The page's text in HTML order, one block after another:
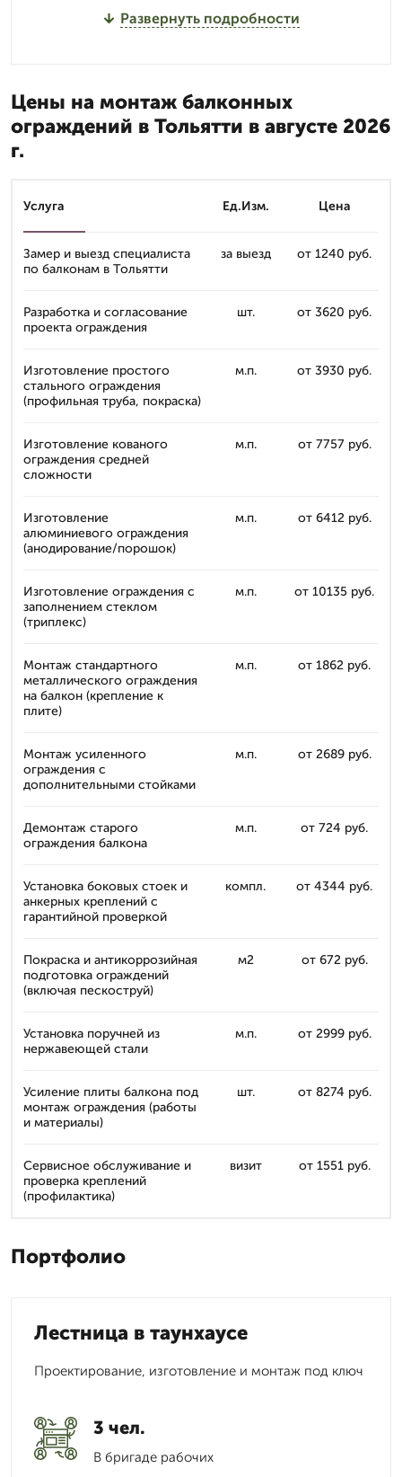
Развернуть подробности
Цены на монтаж балконных
ограждений в Тольятти в августе 2026
г.
Услуга Ед.Изм. Цена
Замер и выезд специалиста
по балконам в Тольятти
за выезд от 1240 руб.
Разработка и согласование
проекта ограждения
шт. от 3620 руб.
Изготовление простого
стального ограждения
(профильная труба, покраска)
м.п. от 3930 руб.
Изготовление кованого
ограждения средней
сложности
м.п. от 7757 руб.
Изготовление
алюминиевого ограждения
(анодирование/порошок)
м.п. от 6412 руб.
Изготовление ограждения с
заполнением стеклом
(триплекс)
м.п. от 10135 руб.
Монтаж стандартного
металлического ограждения
на балкон (крепление к
плите)
м.п. от 1862 руб.
Монтаж усиленного
ограждения с
дополнительными стойками
м.п. от 2689 руб.
Демонтаж старого
ограждения балкона
м.п. от 724 руб.
Установка боковых стоек и
анкерных креплений с
гарантийной проверкой
компл. от 4344 руб.
Покраска и антикоррозийная
подготовка ограждений
(включая пескоструй)
м2 от 672 руб.
Установка поручней из
нержавеющей стали
м.п. от 2999 руб.
Усиление плиты балкона под
монтаж ограждения (работы
и материалы)
шт. от 8274 руб.
Сервисное обслуживание и
проверка креплений
(профилактика)
визит от 1551 руб.
Портфолио
Лестница в таунхаусе
Проектирование, изготовление и монтаж под ключ
3 чел.
В бригаде рабочих